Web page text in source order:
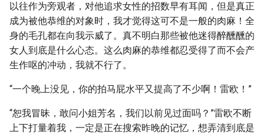
以往作为旁观者，对他追求女性的招数早有耳闻，但是真正
成为被他恭维的对象时，我才觉得这可不是一般的肉麻！全
身的毛孔都在向我示威了。真不明白那些被他迷得醉醺醺的
女人到底是什么心态。这么肉麻的恭维都忍受得了而不会产
生作呕的冲动，我就不行了。
“一个晚上没见，你的拍马屁水平又提高了不少啊！雷欧！”
“恕我冒昧，敢问小姐芳名，我们以前见过面吗？”雷欧不断
上下打量着我，一定是正在搜索昨晚的记忆，想弄清到底是